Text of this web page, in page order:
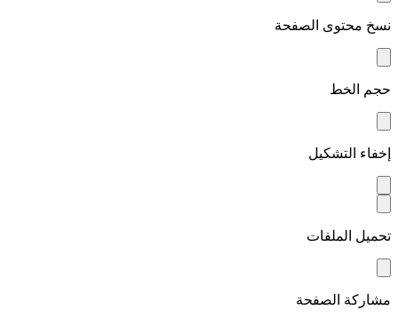
نسخ محتوى الصفحة
حجم الخط
إخفاء التشكيل
تحميل الملفات
مشاركة الصفحة